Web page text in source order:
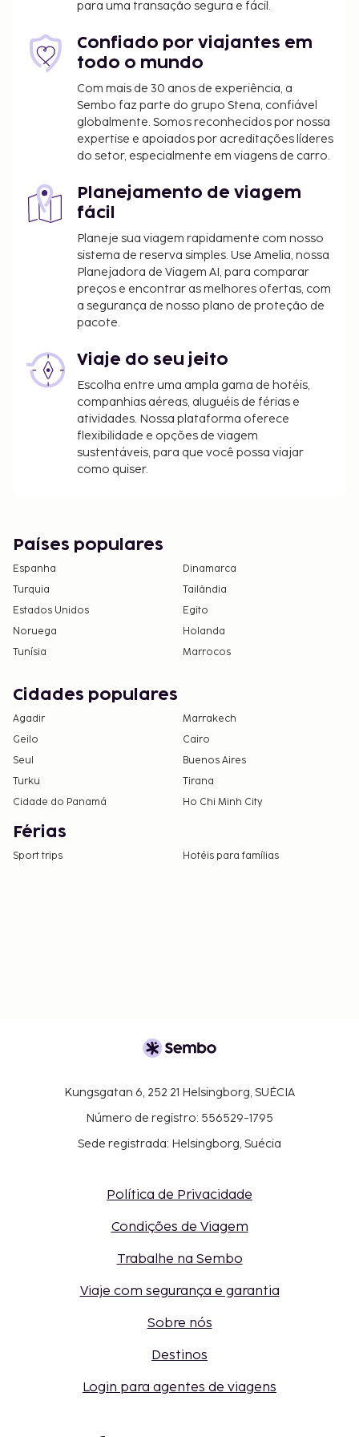
Será cobrado um depósito contra danos no
depósito deverá ser pago por transferência
bancária no prazo de 48 horas após a
confirmação da reserva.
Incluímos todas as taxas que o alojamento nos
comunicou.
para uma transação segura e fácil.
Confiado por viajantes em
todo o mundo
Com mais de 30 anos de experiência, a
Sembo faz parte do grupo Stena, confiável
globalmente. Somos reconhecidos por nossa
expertise e apoiados por acreditações líderes
do setor, especialmente em viagens de carro.
Planejamento de viagem
fácil
Planeje sua viagem rapidamente com nosso
sistema de reserva simples. Use Amelia, nossa
Planejadora de Viagem AI, para comparar
preços e encontrar as melhores ofertas, com
a segurança de nosso plano de proteção de
pacote.
Viaje do seu jeito
Escolha entre uma ampla gama de hotéis,
companhias aéreas, aluguéis de férias e
atividades. Nossa plataforma oferece
flexibilidade e opções de viagem
sustentáveis, para que você possa viajar
como quiser.
Países populares
Espanha
Dinamarca
Turquia
Tailândia
Estados Unidos
Egito
Noruega
Holanda
Tunísia
Marrocos
Cidades populares
Agadir
Marrakech
Geilo
Cairo
Seul
Buenos Aires
Turku
Tirana
Cidade do Panamá
Ho Chi Minh City
Férias
Sport trips Hotéis para famílias
Kungsgatan 6, 252 21 Helsingborg, SUÉCIA
Número de registro: 556529-1795
Sede registrada: Helsingborg, Suécia
Política de Privacidade
Condições de Viagem
Trabalhe na Sembo
Viaje com segurança e garantia
Sobre nós
Destinos
Login para agentes de viagens